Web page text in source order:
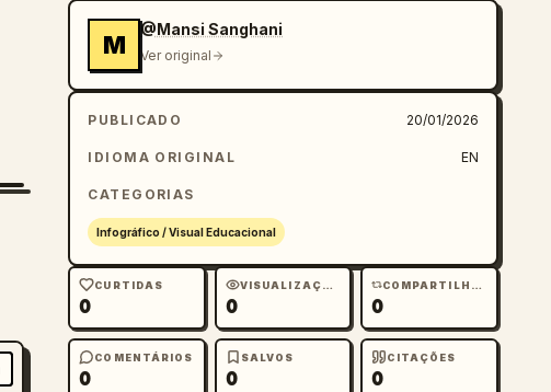
M
@Mansi Sanghani
Ver original
PUBLICADO 20/01/2026
IDIOMA ORIGINAL EN
CATEGORIAS
Infográfico / Visual Educacional
CURTIDAS
0
VISUALIZAÇÕES
0
COMPARTILHAMENTOS
0
COMENTÁRIOS
0
SALVOS
0
CITAÇÕES
0